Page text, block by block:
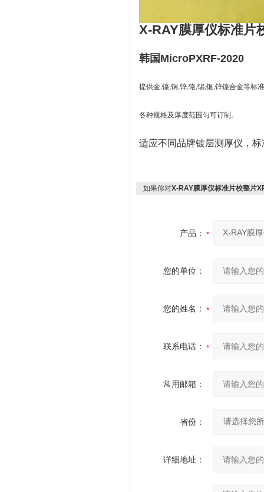
X-RAY膜厚仪标准片
韩国MicroPXRF-2020
提供金,镍,铜,锌,铬,锡,银,锌镍合金等标
各种规格及厚度范围匀可订制。
适应不同品牌镀层测厚仪，
如果你对X-RAY膜厚仪标准片校整片
产品：
您的单位：
您的姓名：
联系电话：
常用邮箱：
省份：
详细地址：